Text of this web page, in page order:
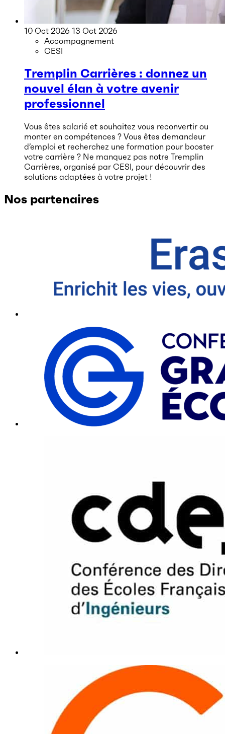
10 Oct 2026 13 Oct 2026
Accompagnement
CESI
Tremplin Carrières : donnez un
nouvel élan à votre avenir
professionnel
Vous êtes salarié et souhaitez vous reconvertir ou
monter en compétences ? Vous êtes demandeur
d’emploi et recherchez une formation pour booster
votre carrière ? Ne manquez pas notre Tremplin
Carrières, organisé par CESI, pour découvrir des
solutions adaptées à votre projet !
Nos partenaires